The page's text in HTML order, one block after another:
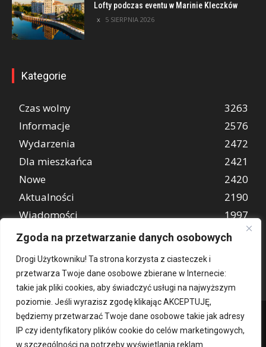
Zgoda na przetwarzanie danych osobowych
Drogi Użytkowniku! Ta strona korzysta z ciasteczek i
przetwarza Twoje dane osobowe zbierane w Internecie:
takie jak pliki cookies, aby świadczyć usługi na najwyższym
poziomie. Jeśli wyrazisz zgodę klikając AKCEPTUJĘ,
będziemy przetwarzać Twoje dane osobowe takie jak adresy
IP czy identyfikatory plików cookie do celów marketingowych,
w szczególności na potrzeby wyświetlania reklam
Lofty podczas eventu w Marinie Kleczków
5 SIERPNIA 2026
Kategorie
Czas wolny
3263
Informacje
2576
Wydarzenia
2472
Dla mieszkańca
2421
Nowe
2420
Aktualności
2190
Wiadomości
1997
REKLAMA
849